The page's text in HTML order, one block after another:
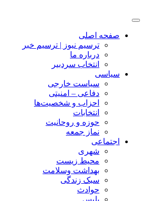
صفحه اصلی
ترسیم نیوز | ترسیم خبر
درباره ما
انتخاب سردبیر
سیاسی
سیاست خارجی
دفاعی – امنیتی
احزاب و شخصیت‌ها
انتخابات
حوزه و روحانیت
نماز جمعه
اجتماعی
شهری
محیط زیست
بهداشت وسلامت
سبک زندگی
حوادث
پلیس